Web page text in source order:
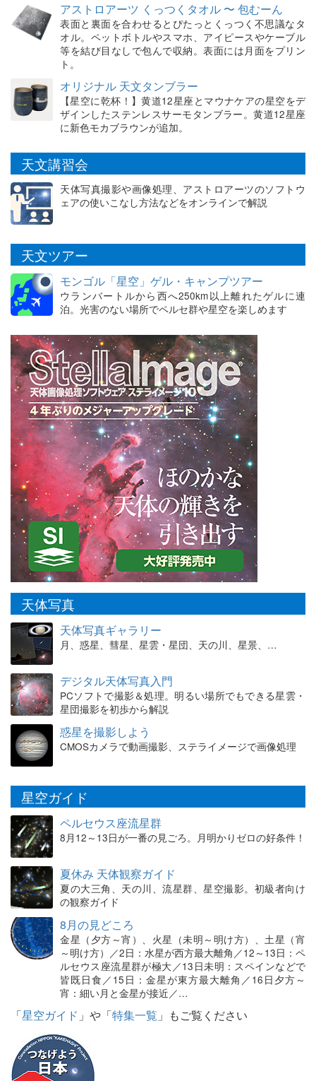
アストロアーツ くっつくタオル 〜 包むーん
表面と裏面を合わせるとぴたっとくっつく不思議なタ
オル。ペットボトルやスマホ、アイピースやケーブル
等を結び目なしで包んで収納。表面には月面をプリン
ト。
オリジナル 天文タンブラー
【星空に乾杯！】黄道12星座とマウナケアの星空をデ
ザインしたステンレスサーモタンブラー。黄道12星座
に新色モカブラウンが追加。
天文講習会
天体写真撮影や画像処理、アストロアーツのソフトウ
ェアの使いこなし方法などをオンラインで解説
天文ツアー
モンゴル「星空」ゲル・キャンプツアー
ウランバートルから西へ250km以上離れたゲルに連
泊。光害のない場所でペルセ群や星空を楽しめます
天体写真
天体写真ギャラリー
月、惑星、彗星、星雲・星団、天の川、星景、…
デジタル天体写真入門
PCソフトで撮影＆処理。明るい場所でもできる星雲・
星団撮影を初歩から解説
惑星を撮影しよう
CMOSカメラで動画撮影、ステライメージで画像処理
星空ガイド
ペルセウス座流星群
8月12～13日が一番の見ごろ。月明かりゼロの好条件！
夏休み 天体観察ガイド
夏の大三角、天の川、流星群、星空撮影。初級者向け
の観察ガイド
8月の見どころ
金星（夕方～宵）、火星（未明～明け方）、土星（宵
～明け方）／2日：水星が西方最大離角／12～13日：ペ
ルセウス座流星群が極大／13日未明：スペインなどで
皆既日食／15日：金星が東方最大離角／16日夕方～
宵：細い月と金星が接近／…
「星空ガイド 」や「特集一覧 」もご覧ください